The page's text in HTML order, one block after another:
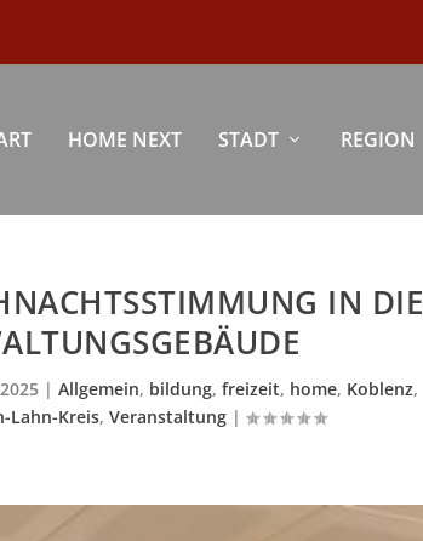
HOME NEXT STADT REGION
IN DIE
| Allgemein, bildung, freizeit, home, Koblenz,
Lahn-Kreis,Veranstaltung |